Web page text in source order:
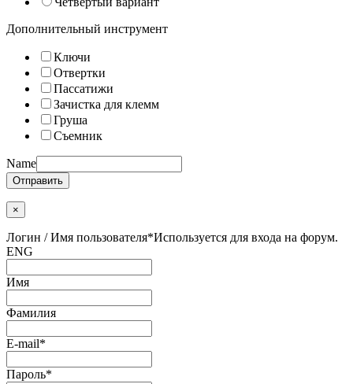
Дополнительный инструмент
Ключи
Отвертки
Пассатижи
Зачистка для клемм
Груша
Съемник
Name
Отправить
×
Логин / Имя пользователя*Используется для входа на форум.
ENG
Имя
Фамилия
E-mail*
Пароль*